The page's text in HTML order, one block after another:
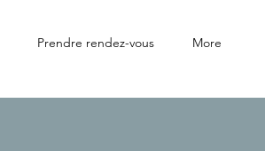
Prendre rendez-vous More